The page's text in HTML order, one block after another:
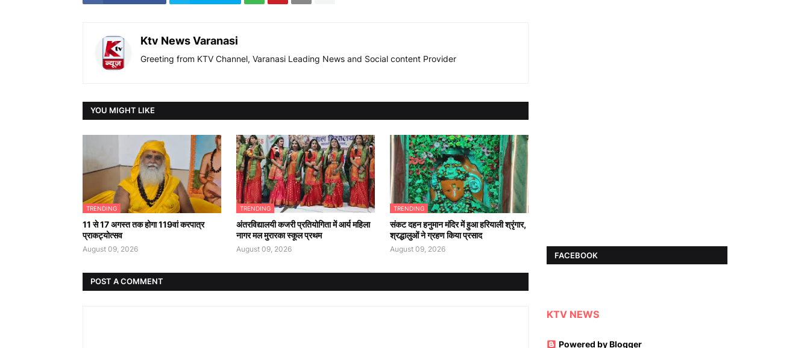
Ktv News Varanasi
Greeting from KTV Channel, Varanasi Leading News and Social content Provider
YOU MIGHT LIKE
TRENDING
11 से 17 अगस्त तक होगा 119वां करपात्र
प्राकट्योत्सव
August 09, 2026
TRENDING
अंतरविद्यालयी कजरी प्रतियोगिता में आर्य महिला
नागर मल मुरारका स्कूल प्रथम
August 09, 2026
TRENDING
संकट दहन हनुमान मंदिर में हुआ हरियाली श्रृंगार,
श्रद्धालुओं ने ग्रहण किया प्रसाद
August 09, 2026
POST A COMMENT
FACEBOOK
KTV NEWS
Powered by Blogger